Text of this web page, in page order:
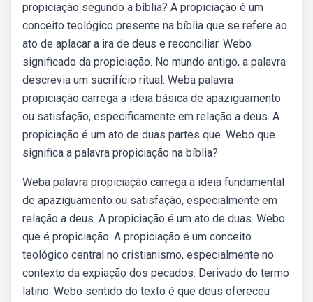
propiciação segundo a bíblia? A propiciação é um
conceito teológico presente na bíblia que se refere ao
ato de aplacar a ira de deus e reconciliar. Webo
significado da propiciação. No mundo antigo, a palavra
descrevia um sacrifício ritual. Weba palavra
propiciação carrega a ideia básica de apaziguamento
ou satisfação, especificamente em relação a deus. A
propiciação é um ato de duas partes que. Webo que
significa a palavra propiciação na bíblia?
Weba palavra propiciação carrega a ideia fundamental
de apaziguamento ou satisfação, especialmente em
relação a deus. A propiciação é um ato de duas. Webo
que é propiciação. A propiciação é um conceito
teológico central no cristianismo, especialmente no
contexto da expiação dos pecados. Derivado do termo
latino. Webo sentido do texto é que deus ofereceu